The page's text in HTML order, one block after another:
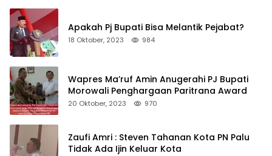
Apakah Pj Bupati Bisa Melantik Pejabat?
18 Oktober, 2023 984
Wapres Ma’ruf Amin Anugerahi PJ Bupati
Morowali Penghargaan Paritrana Award
20 Oktober, 2023 970
Zaufi Amri : Steven Tahanan Kota PN Palu
Tidak Ada Ijin Keluar Kota